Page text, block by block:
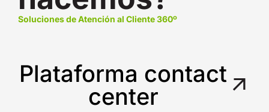
Soluciones de Atención al Cliente 360º
Plataforma contact
center